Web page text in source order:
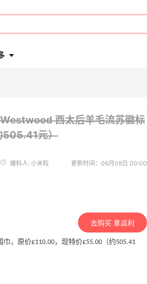
西太后羊毛流苏徽标
505.41元）
爆料人: 小米粒 更新时间：06月08日 00:00
去购买 拿返利
巾，原价£110.00，现特价£55.00（约505.41